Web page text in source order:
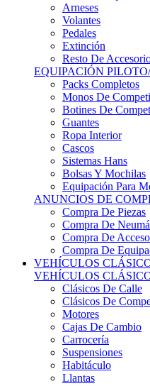
Volantes
Pedales
Extinción
Resto De Accesorios
EQUIPACIÓN
Packs Completos
Monos De
Botines De
Guantes
Ropa Interior
Cascos
Sistemas Hans
Bolsas Y Mochilas
Equipación Para
ANUNCIOS DE
Compra De Piezas
Compra De
Compra De
Compra De
VEHÍCULOS
VEHÍCULOS
Clásicos De Calle
Clásicos De
Motores
Cajas De Cambio
Carrocería
Suspensiones
Habitáculo
Llantas
Neumáticos